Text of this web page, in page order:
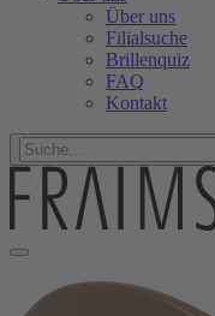
Über uns
Filialsuche
Brillenquiz
FAQ
Kontakt